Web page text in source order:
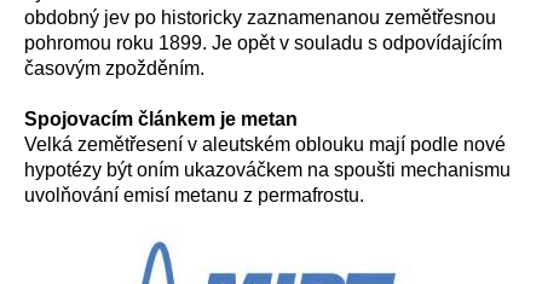
obdobný jev po historicky zaznamenanou zemětřesnou
pohromou roku 1899. Je opět v souladu s odpovídajícím
časovým zpožděním.
Spojovacím článkem je metan
Velká zemětřesení v aleutském oblouku mají podle nové
hypotézy býtoním ukazováčkem na spoušti mechanismu
uvolňování emisí metanu z permafrostu.